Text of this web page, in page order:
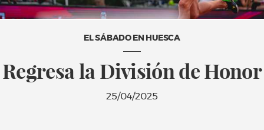
EL SÁBADO EN HUESCA
Regresa la División de Honor
25/04/2025